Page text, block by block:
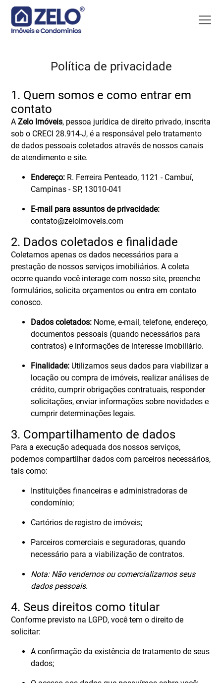
Política de privacidade
1. Quem somos e como entrar em
contato
AZelo Imóveis, pessoa jurídica de direito privado, inscrita
sob o CRECI 28.914-J, é a responsável pelo tratamento
de dados pessoais coletados através de nossos canais
de atendimento e site.
Endereço: R. Ferreira Penteado, 1121 - Cambuí,
Campinas - SP, 13010-041
E-mail para assuntos de privacidade:
contato@zeloimoveis.com
2. Dados coletados e finalidade
Coletamos apenas os dados necessários para a
prestação de nossos serviços imobiliários. A coleta
ocorre quando você interage com nosso site, preenche
formulários, solicita orçamentos ou entra em contato
conosco.
Dados coletados: Nome, e-mail, telefone, endereço,
documentos pessoais (quando necessários para
contratos) e informações de interesse imobiliário.
Finalidade: Utilizamos seus dados para viabilizar a
locação ou compra de imóveis, realizar análises de
crédito, cumprir obrigações contratuais, responder
solicitações, enviar informações sobre novidades e
cumprir determinações legais.
3. Compartilhamento de dados
Para a execução adequada dos nossos serviços,
podemos compartilhar dados com parceiros necessários,
tais como:
Instituições financeiras e administradoras de
condomínio;
Cartórios de registro de imóveis;
Parceiros comerciais e seguradoras, quando
necessário para a viabilização de contratos.
Nota: Não vendemos ou comercializamos seus
dados pessoais.
4. Seus direitos como titular
Conforme previsto na LGPD, você tem o direito de
solicitar:
A confirmação da existência de tratamento de seus
dados;